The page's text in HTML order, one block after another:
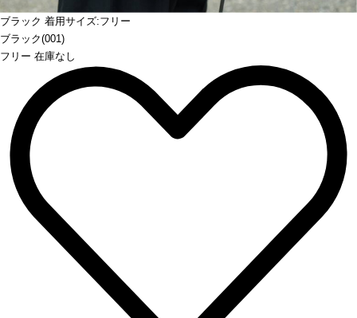
ブラック 着用サイズ:フリー
ブラック(001)
フリー 在庫なし